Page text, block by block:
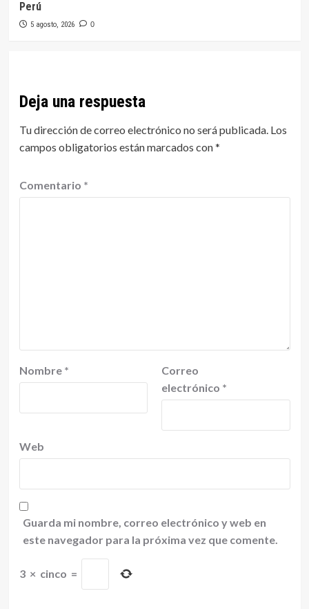
Perú
5 agosto, 2026 0
Deja una respuesta
Tu dirección de correo electrónico no será publicada. Los
campos obligatorios están marcados con*
Comentario *
Nombre *
Correo
electrónico *
Web
Guarda mi nombre, correo electrónico y web en
este navegador para la próxima vez que comente.
3 × cinco =